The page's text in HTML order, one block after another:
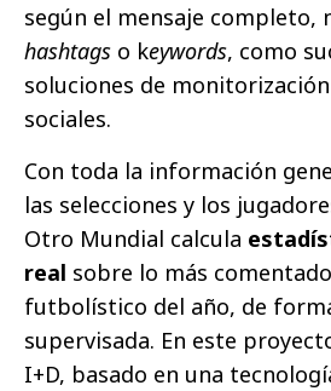
según el mensaje completo,
hashtags o keywords, como
soluciones de
sociales.
Con toda la información
las selecciones y los
Otro Mundial calcula
real sobre lo más
futbolístico del año, de
supervisada. En este
I+D, basado en una